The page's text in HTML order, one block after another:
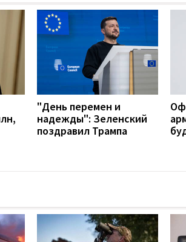
"День перемен и
надежды": Зеленский
поздравил Трампа